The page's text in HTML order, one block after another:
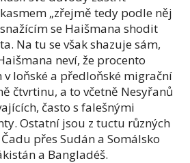
„zřejmě tedy podle něj
se Haišmana shodit
Na tu se však shazuje sám,
neví, že procento
loňské a předloňské migrační
čtvrtinu, a to včetně Nesyřanů
často s falešnými
Ostatní jsou z tuctu různých
přes Sudán a Somálsko
a Bangladéš.